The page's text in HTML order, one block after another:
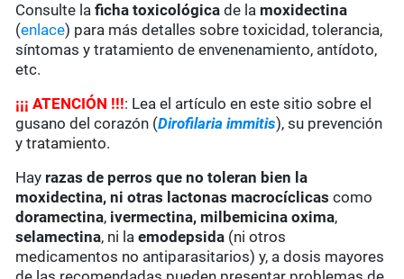
Consulte laficha toxicológica de la moxidectina
(enlace) para más detalles sobre toxicidad, tolerancia,
síntomas y tratamiento de envenenamiento, antídoto,
etc.
¡¡¡ATENCIÓN !!!: Lea el artículo en este sitio sobre el
gusano del corazón (Dirofilaria immitis), su prevención
y tratamiento.
Hay razas de perros que no toleran bien la
moxidectina, ni otras lactonas macrocíclicas como
doramectina, ivermectina, milbemicina oxima,
selamectina, ni laemodepsida (ni otros
medicamentos no antiparasitarios) y, a dosis mayores